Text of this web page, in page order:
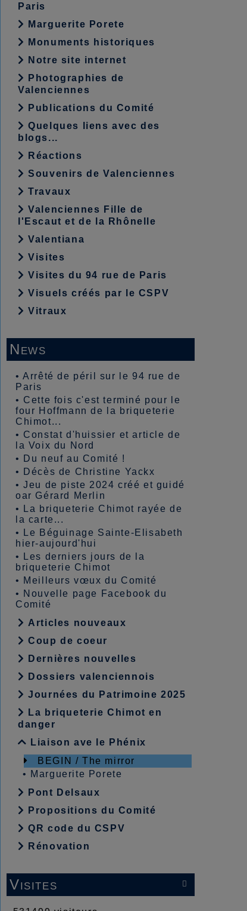
Paris
Marguerite Porete
Monuments historiques
Notre site internet
Photographies de
Valenciennes
Publications du Comité
Quelques liens avec des
blogs...
Réactions
Souvenirs de Valenciennes
Travaux
Valenciennes Fille de
l'Escaut et de la Rhônelle
Valentiana
Visites
Visites du 94 rue de Paris
Visuels créés par le CSPV
Vitraux
News
•Arrêté de péril sur le 94 rue de
Paris
• Cette fois c'est terminé pour le
four Hoffmann de la briqueterie
Chimot...
• Constat d'huissier et article de
la Voix du Nord
•
Du neuf au Comité !
•
Décès de Christine Yackx
•Jeu de piste 2024 créé et guidé
oar Gérard Merlin
•
La briqueterie Chimot rayée de
la carte...
•
Le Béguinage Sainte-Elisabeth
hier-aujourd'hui
•
Les derniers jours de la
briqueterie Chimot
• Meilleurs vœux du Comité
• Nouvelle page Facebook du
Comité
Articles nouveaux
Coup de coeur
Dernières nouvelles
Dossiers valenciennois
Journées du Patrimoine 2025
La briqueterie Chimot en
danger
Liaison ave le Phénix
BEGIN / The mirror
• Marguerite Porete
Pont Delsaux
Propositions du Comité
QR code du CSPV
Rénovation

Visites